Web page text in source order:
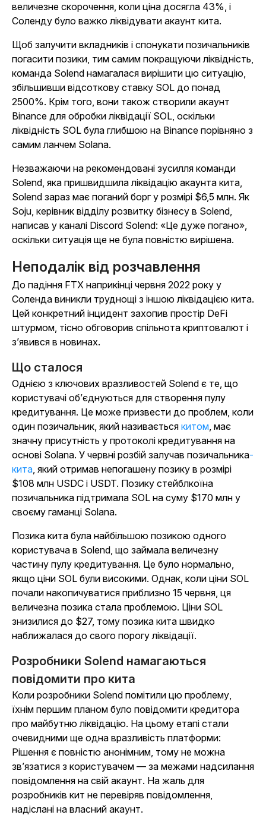
величезне скорочення, коли ціна досягла 43%, і
Соленду було важко ліквідувати акаунт кита.
Щоб залучити вкладників і спонукати позичальників
погасити позики, тим самим покращуючи ліквідність,
команда Solend намагалася вирішити цю ситуацію,
збільшивши відсоткову ставку SOL до понад
2500%. Крім того, вони також створили акаунт
Binance для обробки ліквідації SOL, оскільки
ліквідність SOL була глибшою на Binance порівняно з
самим ланчем Solana.
Незважаючи на рекомендовані зусилля команди
Solend, яка пришвидшила ліквідацію акаунта кита,
Solend зараз має поганий борг у розмірі $6,5 млн. Як
Soju, керівник відділу розвитку бізнесу в Solend,
написав у каналі Discord Solend: «Це дуже погано»,
оскільки ситуація ще не була повністю вирішена.
Неподалік від розчавлення
До падіння FTX наприкінці червня 2022 року у
Соленда виникли труднощі з іншою ліквідацією кита.
Цей конкретний інцидент захопив простір DeFi
штурмом, тісно обговорив спільнота криптовалют і
з’явився в новинах.
Що сталося
Однією з ключових вразливостей Solend є те, що
користувачі об’єднуються для створення пулу
кредитування. Це може призвести до проблем, коли
один позичальник, який називається китом, має
значну присутність у протоколі кредитування на
основі Solana. У червні розбій залучав позичальника-
кита, який отримав непогашену позику в розмірі
$108 млн USDC і USDT. Позику стейблкоїна
позичальника підтримала SOL на суму $170 млн у
своєму гаманці Solana.
Позика кита була найбільшою позикою одного
користувача в Solend, що займала величезну
частину пулу кредитування. Це було нормально,
якщо ціни SOL були високими. Однак, коли ціни SOL
почали накопичуватися приблизно 15 червня, ця
величезна позика стала проблемою. Ціни SOL
знизилися до $27, тому позика кита швидко
наближалася до свого порогу ліквідації.
Розробники Solend намагаються
повідомити про кита
Коли розробники Solend помітили цю проблему,
їхнім першим планом було повідомити кредитора
про майбутню ліквідацію. На цьому етапі стали
очевидними ще одна вразливість платформи:
Рішення є повністю анонімним, тому не можна
зв’язатися з користувачем — за межами надсилання
повідомлення на свій акаунт. На жаль для
розробників кит не перевіряв повідомлення,
надіслані на власний акаунт.